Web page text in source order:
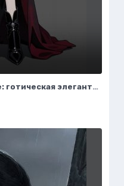
Вампирша в бархатном платье: готическая элегантность и таинственная красота ночи. Изображение из нейросети Flux Ai